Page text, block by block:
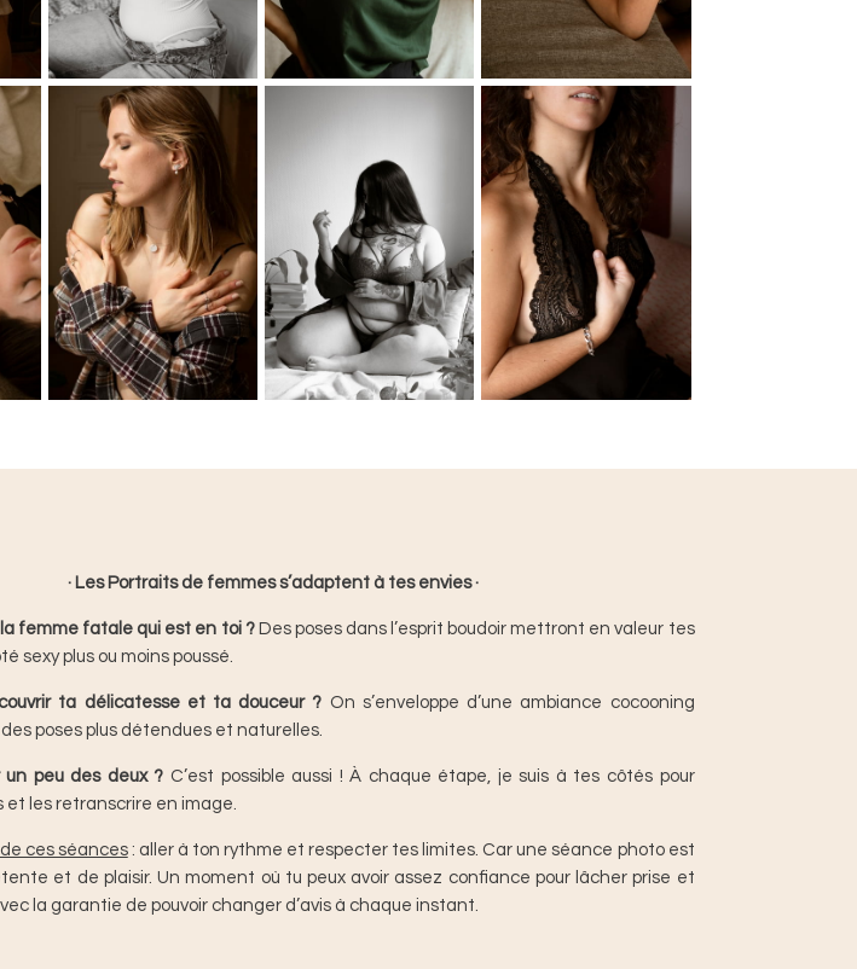
· Les Portraits de femmes s’adaptent à tes envies ·
la femme fatale qui est en toi ? Des poses dans l’esprit boudoir mettront en valeur tes
sexy plus ou moins poussé.
ta délicatesse et ta douceur ? On s’enveloppe d’une ambiance cocooning
poses plus détendues et naturelles.
un peu des deux ? C’est possible aussi ! À chaque étape, je suis à tes côtés pour
et les retranscrire en image.
ces séances : aller à ton rythme et respecter tes limites. Car une séance photo est
et de plaisir. Un moment où tu peux avoir assez confiance pour lâcher prise et
la garantie de pouvoir changer d’avis à chaque instant.